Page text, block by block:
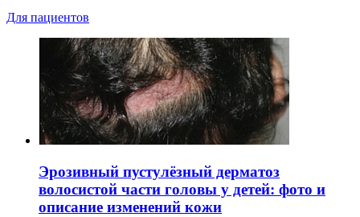
Для пациентов
Эрозивный пустулёзный дерматоз
волосистой части головы у детей: фото и
описание изменений кожи